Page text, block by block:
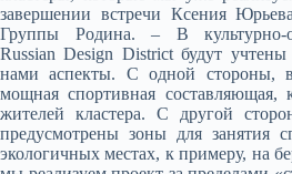
завершении встречи Ксения
Группы Родина. – В культурно-
Russian Design District будут
нами аспекты. С одной стороны, в
мощная спортивная составляющая,
жителей кластера. С другой
предусмотрены зоны для занятия
экологичных местах, к примеру, на